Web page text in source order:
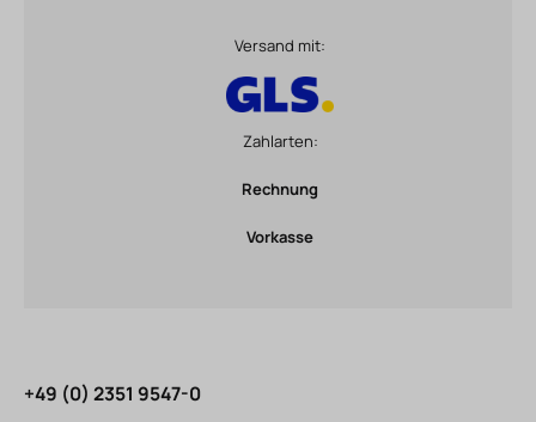
Versand mit:
Zahlarten:
Rechnung
Vorkasse
+49 (0) 2351 9547-0